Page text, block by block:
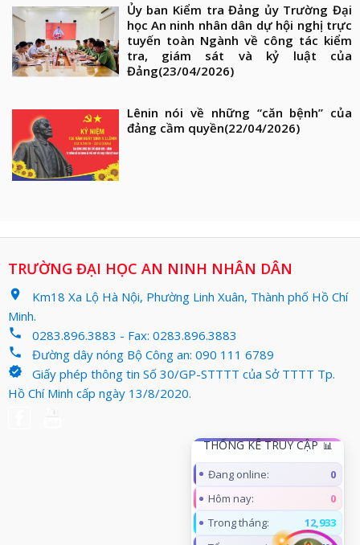
Ủy ban Kiểm tra Đảng ủy Trường Đại
học An ninh nhân dân dự hội nghị trực
tuyến toàn Ngành về công tác kiểm
tra, giám sát và kỷ luật của
Đảng(23/04/2026)
Lênin nói về những “căn bệnh” của
đảng cầm quyền(22/04/2026)
TRƯỜNG ĐẠI HỌC AN NINH NHÂN DÂN
location_on
Km18 Xa Lộ Hà Nội, Phường Linh Xuân, Thành phố Hồ Chí
Minh.
phone 0283.896.3883 - Fax: 0283.896.3883
phone Đường dây nóng Bộ Công an: 090 111 6789
verified
Giấy phép thông tin Số 30/GP-STTTT của Sở TTTT Tp.
Hồ Chí Minh cấp ngày 13/8/2020.
THỐNG KÊ TRUY CẬP
Đang online:
0
Hôm nay:
0
Trong tháng:
12,933